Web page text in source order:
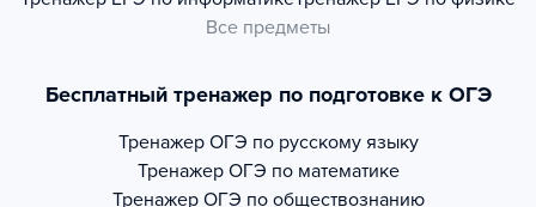
Все предметы
Бесплатный тренажер по подготовке к ОГЭ
Тренажер ОГЭ по русскому языку
Тренажер ОГЭ по математике
Тренажер ОГЭ по обществознанию